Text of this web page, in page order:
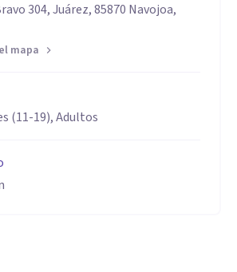
304, Juárez, 85870 Navojoa,
mapa
(11-19), Adultos